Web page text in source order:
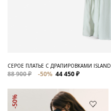
СЕРОЕ ПЛАТЬЕ С ДРАПИРОВКАМИ ISLAND
88 900 ₽ -50% 44 450 ₽
-50%